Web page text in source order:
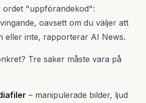
ordet "uppförandekod":
oavsett om du väljer att
eller inte, rapporterar AI News.
Tre saker måste vara på
– manipulerade bilder, ljud